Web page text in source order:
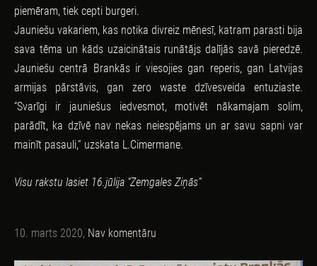
piemēram, tiek cepti burgeri.
Jauniešu vakariem, kas notika divreiz mēnesī, katram parasti bija
sava tēma un kāds uzaicinātais runātājs dalījās savā pieredzē.
Jauniešu centrā Brankās ir viesojies gan reperis, gan Latvijas
armijas pārstāvis, gan zero waste dzīvesveida entuziaste.
“Svarīgi ir jauniešus iedvesmot, motivēt nākamajam solim,
parādīt, ka dzīvē nav nekas neiespējams un ar savu sapni var
mainīt pasauli,” uzskata L.Cimermane.
Visu rakstu lasiet 16.jūlija “Zemgales Ziņās”
10. marts 2020, Nav komentāru